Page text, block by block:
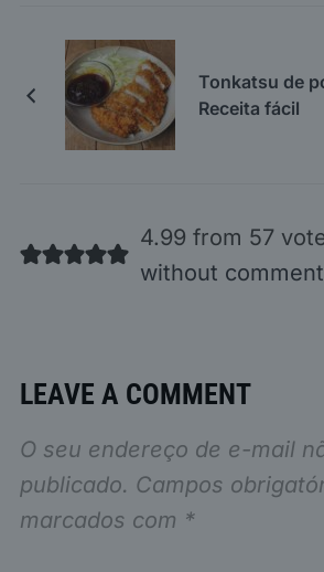
Tonkatsu de
Receita fácil
4.99 from 57
without comment
LEAVE A COMMENT
O seu endereço de e-mail
publicado. Campos
marcados com *